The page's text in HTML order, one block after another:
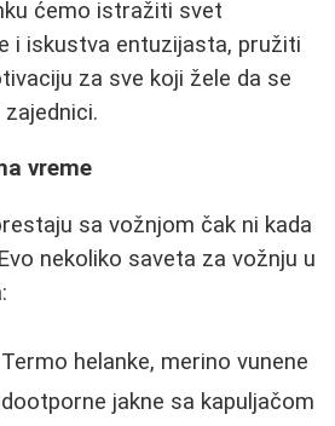
ćemo istražiti svet
i iskustva entuzijasta, pružiti
za sve koji žele da se
vreme
sa vožnjom čak ni kada
nekoliko saveta za vožnju u
Termo helanke, merino vunene
jakne sa kapuljačom